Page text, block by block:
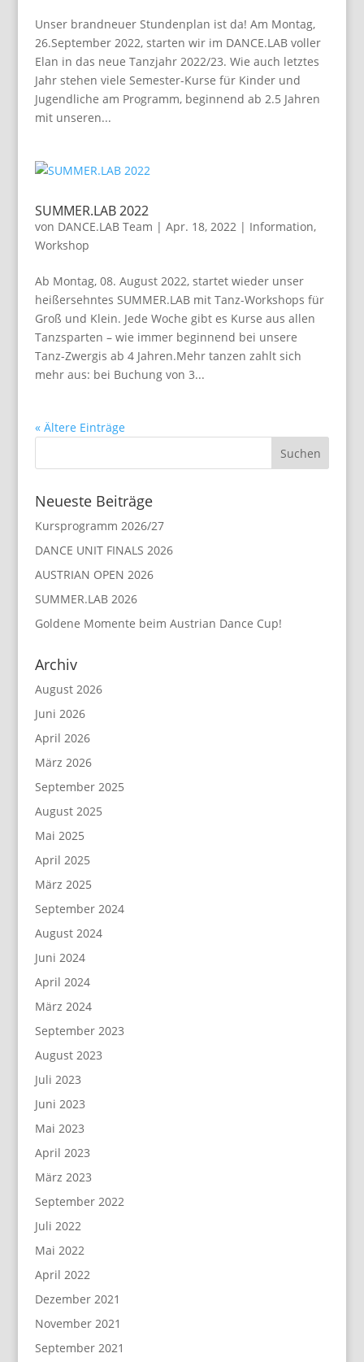
Unser brandneuer Stundenplan ist da! Am Montag,
26.September 2022, starten wir im DANCE.LAB voller
Elan in das neue Tanzjahr 2022/23. Wie auch letztes
Jahr stehen viele Semester-Kurse für Kinder und
Jugendliche am Programm, beginnend ab 2.5 Jahren
mit unseren...
SUMMER.LAB 2022
von DANCE.LAB Team | Apr. 18, 2022| Information,
Workshop
Ab Montag, 08. August 2022, startet wieder unser
heißersehntes SUMMER.LAB mit Tanz-Workshops für
Groß und Klein. Jede Woche gibt es Kurse aus allen
Tanzsparten – wie immer beginnend bei unsere
Tanz-Zwergis ab 4 Jahren.Mehr tanzen zahlt sich
mehr aus: bei Buchung von 3...
« Ältere Einträge
Neueste Beiträge
Kursprogramm 2026/27
DANCE UNIT FINALS 2026
AUSTRIAN OPEN 2026
SUMMER.LAB 2026
Goldene Momente beim Austrian Dance Cup!
Archiv
August 2026
Juni 2026
April 2026
März 2026
September 2025
August 2025
Mai 2025
April 2025
März 2025
September 2024
August 2024
Juni 2024
April 2024
März 2024
September 2023
August 2023
Juli 2023
Juni 2023
Mai 2023
April 2023
März 2023
September 2022
Juli 2022
Mai 2022
April 2022
Dezember 2021
November 2021
September 2021